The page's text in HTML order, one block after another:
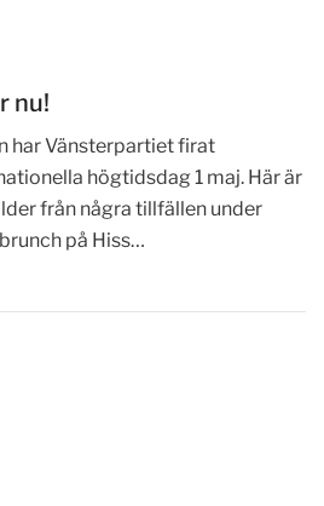
nu!
har Vänsterpartiet firat
högtidsdag 1 maj. Här är
från några tillfällen under
på Hiss…